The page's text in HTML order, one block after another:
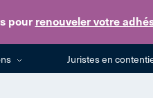
pour renouveler votre
Juristes en